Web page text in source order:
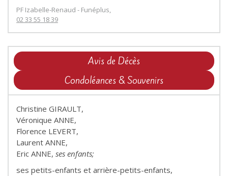
PF Izabelle-Renaud - Funéplus,
02 33 55 18 39
Avis de Décès
Condoléances & Souvenirs
Christine GIRAULT,
Véronique ANNE,
Florence LEVERT,
Laurent ANNE,
Eric ANNE, ses enfants;
ses petits-enfants et arrière-petits-enfants,